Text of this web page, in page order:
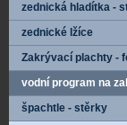
zednická hladítka -
zednické lžíce
Zakrývací plachty -
vodní program na
špachtle - stěrky